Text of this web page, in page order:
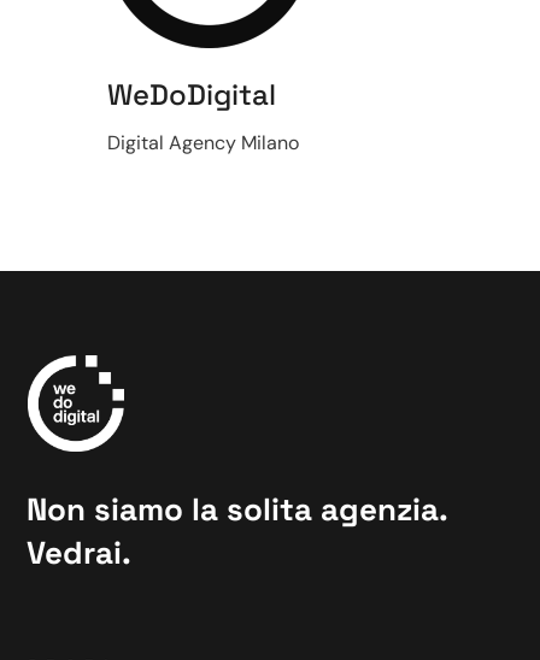
WeDoDigital
Digital Agency Milano
Non siamo la solita agenzia.
Vedrai.